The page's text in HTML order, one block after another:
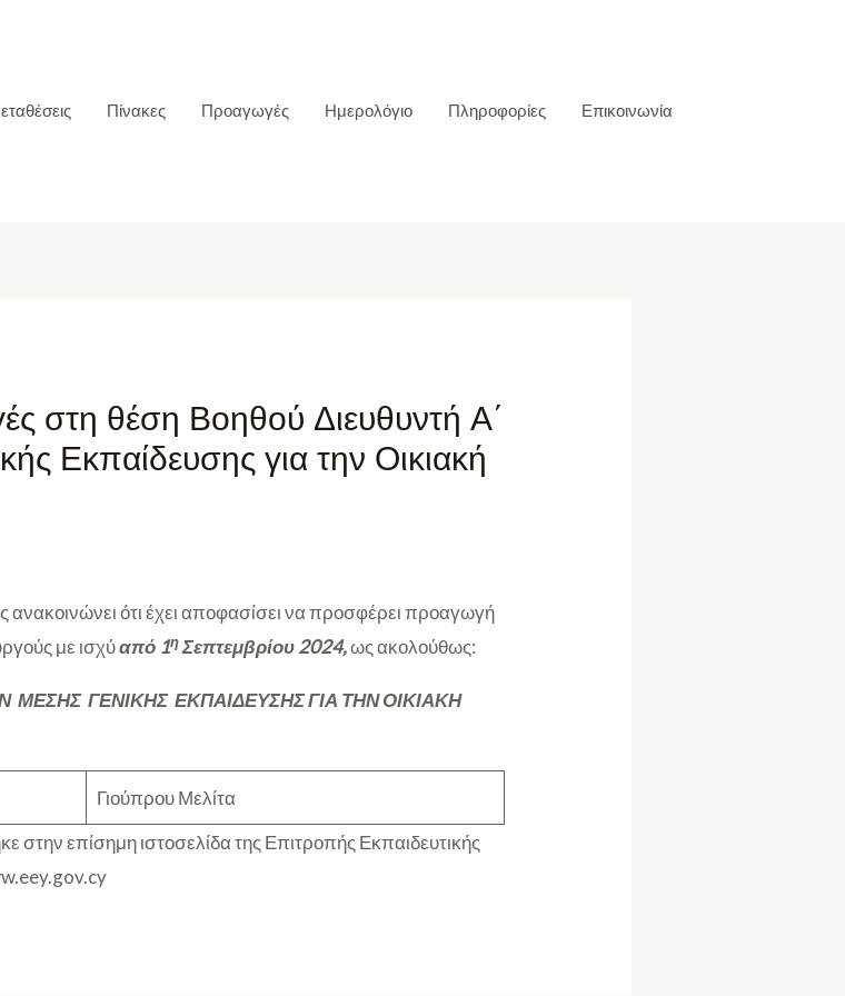
Πίνακες Προαγωγές Ημερολόγιο Πληροφορίες Επικοινωνία
στη θέση Βοηθού Διευθυντή Α΄
Εκπαίδευσης για την Οικιακή
ότι έχει αποφασίσει να προσφέρει προαγωγή
με ισχύαπό 1ηΣεπτεμβρίου 2024,ως ακολούθως:
ΜΕΣΗΣ ΓΕΝΙΚΗΣ ΕΚΠΑΙΔΕΥΣΗΣ ΓΙΑ ΤΗΝ ΟΙΚΙΑΚΗ
Γιούπρου Μελίτα
επίσημη ιστοσελίδα της Επιτροπής Εκπαιδευτικής